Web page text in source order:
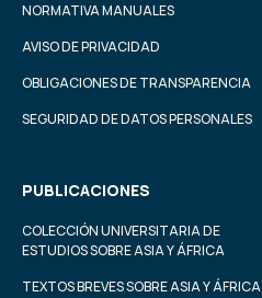
NORMATIVA MANUALES
AVISO DE PRIVACIDAD
OBLIGACIONES DE TRANSPARENCIA
SEGURIDAD DE DATOS PERSONALES
PUBLICACIONES
COLECCIÓN UNIVERSITARIA DE
ESTUDIOS SOBRE ASIA Y ÁFRICA
TEXTOS BREVES SOBRE ASIA Y ÁFRICA